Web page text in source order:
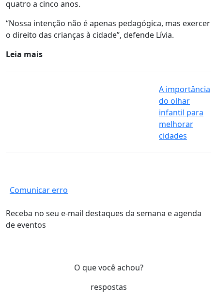
quatro a cinco anos.
“Nossa intenção não é apenas pedagógica, mas exercer
o direito das crianças à cidade”, defende Lívia.
Leia mais
A importância
do olhar
infantil para
melhorar
cidades
Comunicar erro
Receba no seu e-mail destaques da semana e agenda
de eventos
O que você achou?
respostas